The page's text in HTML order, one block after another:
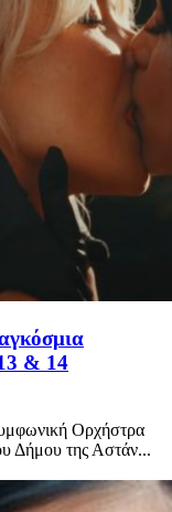
& 14
Ορχήστρα
Δήμου της Αστάν...